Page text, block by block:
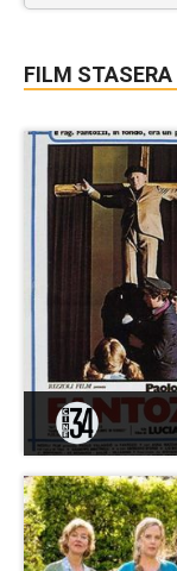
FILM STASERA